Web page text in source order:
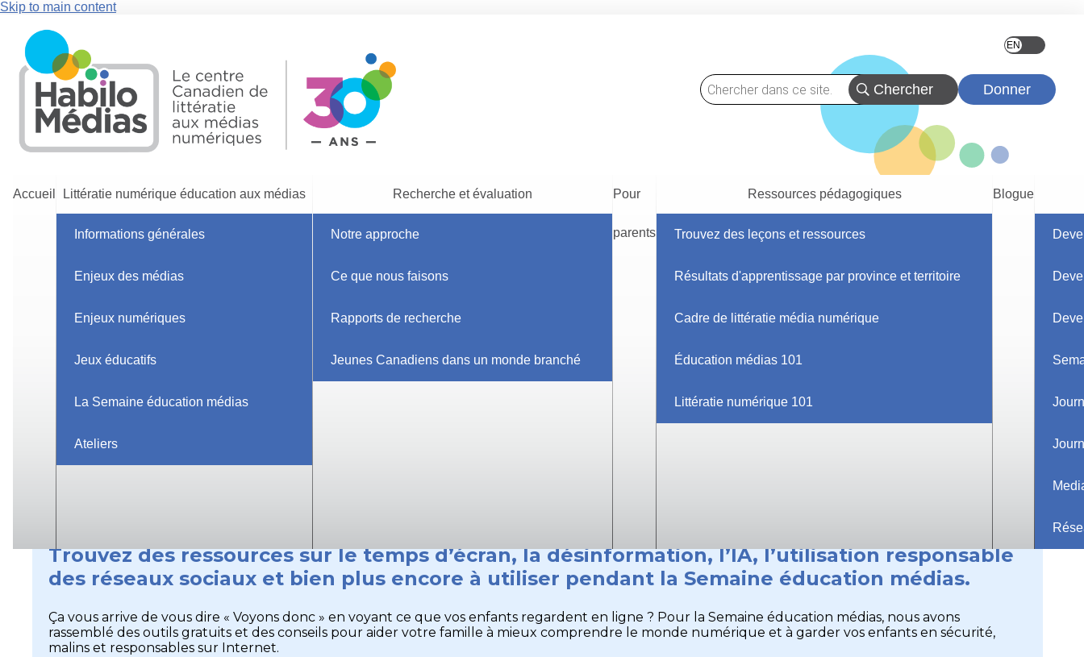
Skip to main content
Donner
Accueil Littératie numérique éducation aux médias
Informations générales
Enjeux des médias
Enjeux numériques
Jeux éducatifs
La Semaine éducation médias
Ateliers
Recherche et évaluation
Notre approche
Ce que nous faisons
Rapports de recherche
Jeunes Canadiens dans un monde branché
Pour
parents
Ressources pédagogiques
Trouvez des leçons et ressources
Résultats d'apprentissage par province et territoire
Cadre de littératie média numérique
Éducation médias 101
Littératie numérique 101
Blogue
Au sujet de la SEM Devenir collaborateur·rice Pour les éducateurs Espace parents
Journée de la citoyenneté numérique
Trouvez des ressources sur le temps d’écran, la désinformation, l’IA, l’utilisation responsable
des réseaux sociaux et bien plus encore à utiliser pendant la Semaine éducation médias.
Ça vous arrive de vous dire « Voyons donc » en voyant ce que vos enfants regardent en ligne ? Pour la Semaine éducation médias, nous avons
rassemblé des outils gratuits et des conseils pour aider votre famille à mieux comprendre le monde numérique et à garder vos enfants en sécurité,
malins et responsables sur Internet.